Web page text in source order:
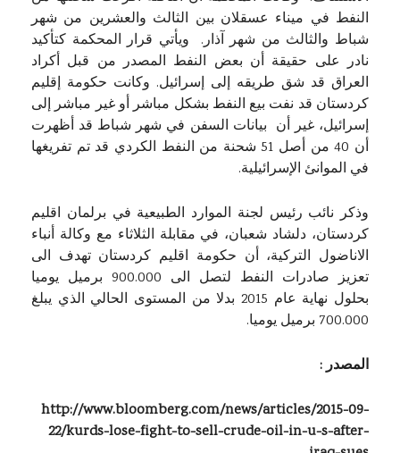
النفط في ميناء عسقلان بين الثالث والعشرين من شهر
شباط والثالث من شهر آذار. ويأتي قرار المحكمة كتأكيد
نادر على حقيقة أن بعض النفط المصدر من قبل أكراد
العراق قد شق طريقه إلى إسرائيل. وكانت حكومة إقليم
كردستان قد نفت بيع النفط بشكل مباشر أو غير مباشر إلى
إسرائيل، غير أن بيانات السفن في شهر شباط قد أظهرت
أن 40 من أصل 51 شحنة من النفط الكردي قد تم تفريغها
في الموانئ الإسرائيلية.
وذكر نائب رئيس لجنة الموارد الطبيعية في برلمان اقليم
كردستان، دلشاد شعبان، في مقابلة الثلاثاء مع وكالة أنباء
الاناضول التركية، أن حكومة اقليم كردستان تهدف الى
تعزيز صادرات النفط لتصل الى 900.000 برميل يوميا
بحلول نهاية عام 2015 بدلا من المستوى الحالي الذي يبلغ
700.000 برميل يوميا.
المصدر :
http://www.bloomberg.com/news/articles/2015-09-
22/kurds-lose-fight-to-sell-crude-oil-in-u-s-after-